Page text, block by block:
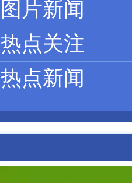
图片新闻
热点关注
热点新闻